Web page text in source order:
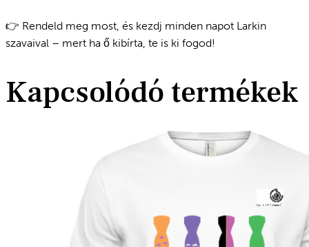
👉 Rendeld meg most, és kezdj minden napot Larkin
szavaival – mert ha ő kibírta, te is ki fogod!
Kapcsolódó termékek